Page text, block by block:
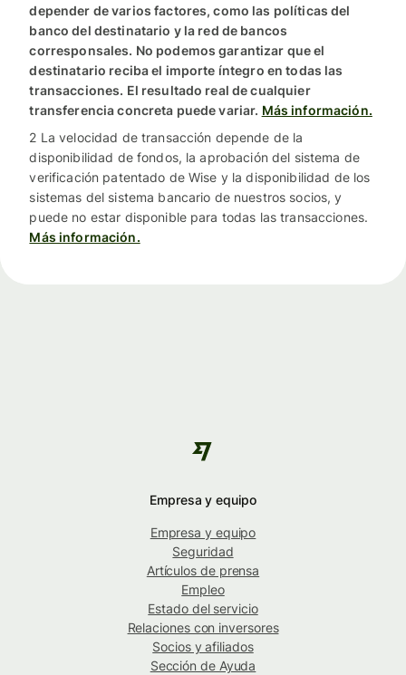
depender de varios factores, como las políticas del
banco del destinatario y la red de bancos
corresponsales. No podemos garantizar que el
destinatario reciba el importe íntegro en todas las
transacciones. El resultado real de cualquier
transferencia concreta puede variar. Más información.
2 La velocidad de transacción depende de la
disponibilidad de fondos, la aprobación del sistema de
verificación patentado de Wise y la disponibilidad de los
sistemas del sistema bancario de nuestros socios, y
puede no estar disponible para todas las transacciones.
Más información.
Empresa y equipo
Empresa y equipo
Seguridad
Artículos de prensa
Empleo
Estado del servicio
Relaciones con inversores
Socios y afiliados
Sección de Ayuda